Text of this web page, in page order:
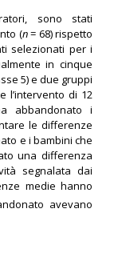
sono stati
(n= 68) rispetto
selezionati per i
in cinque
5) e due gruppi
l’intervento di 12
abbandonato i
le differenze
e i bambini che
una differenza
segnalata dai
medie hanno
avevano